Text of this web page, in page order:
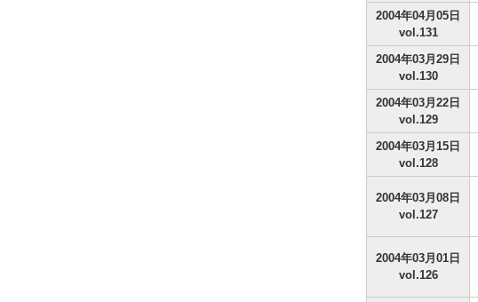
2004年04月05日
vol.131
2004年03月29日
vol.130
2004年03月22日
vol.129
2004年03月15日
vol.128
2004年03月08日
vol.127
2004年03月01日
vol.126